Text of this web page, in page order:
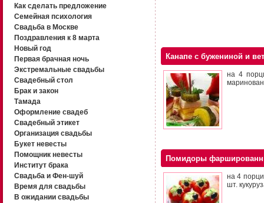
Как сделать предложение
Семейная психология
Свадьба в Москве
Поздравления к 8 марта
Новый год
Первая брачная ночь
Экстремальные свадьбы
Свадебный стол
Брак и закон
Тамада
Оформление свадеб
Свадебный этикет
Организация свадьбы
Букет невесты
Помощник невесты
Институт брака
Свадьба и Фен-шуй
Время для свадьбы
В ожидании свадьбы
Канапе с бужениной и
на 4
Помидоры
на 4
шт.